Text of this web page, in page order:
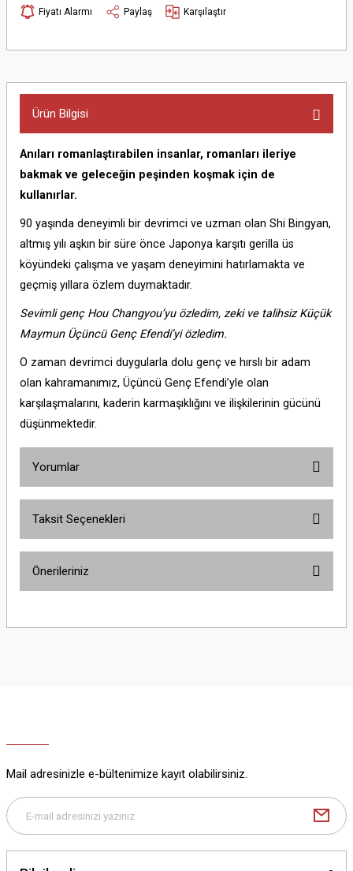
Fiyatı Alarmı
Paylaş Karşılaştır
Ürün Bilgisi
Anıları romanlaştırabilen insanlar, romanları ileriye
bakmak ve geleceğin peşinden koşmak için de
kullanırlar.
90 yaşında deneyimli bir devrimci ve uzman olan Shi Bingyan,
altmış yılı aşkın bir süre önce Japonya karşıtı gerilla üs
köyündeki çalışma ve yaşam deneyimini hatırlamakta ve
geçmiş yıllara özlem duymaktadır.
Sevimli genç Hou Changyou’yu özledim, zeki ve talihsiz Küçük
Maymun Üçüncü Genç Efendi’yi özledim.
O zaman devrimci duygularla dolu genç ve hırslı bir adam
olan kahramanımız, Üçüncü Genç Efendi’yle olan
karşılaşmalarını, kaderin karmaşıklığını ve ilişkilerinin gücünü
düşünmektedir.
Yorumlar
Taksit Seçenekleri
Önerileriniz
yetersiz gördüğünüz noktaları öneri formunu kullanarak tarafımıza
Bu ürüne benzer farklı alternatifler olmalı.
Mail adresinizle e-bültenimize kayıt olabilirsiniz.